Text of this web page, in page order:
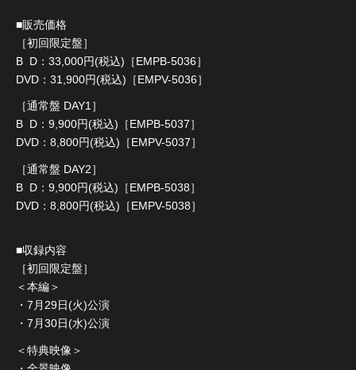
■販売価格
［初回限定盤］
B D：33,000円(税込)［EMPB-5036］
DVD：31,900円(税込)［EMPV-5036］
［通常盤 DAY1］
B D：9,900円(税込)［EMPB-5037］
DVD：8,800円(税込)［EMPV-5037］
［通常盤 DAY2］
B D：9,900円(税込)［EMPB-5038］
DVD：8,800円(税込)［EMPV-5038］
■収録内容
［初回限定盤］
＜本編＞
・7月29日(火)公演
・7月30日(水)公演
＜特典映像＞